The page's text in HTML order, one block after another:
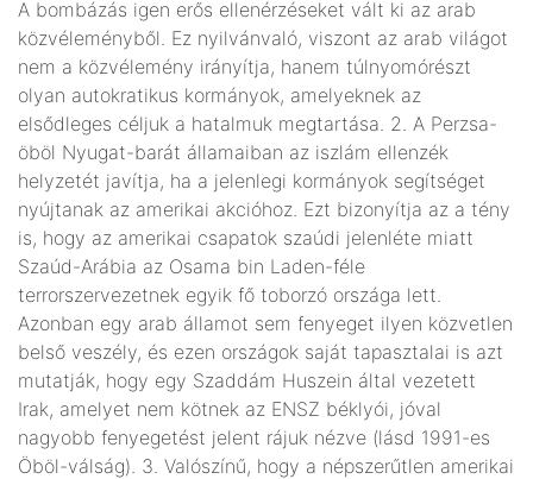
A bombázás igen erős ellenérzéseket vált ki az arab
közvéleményből. Ez nyilvánvaló, viszont az arab világot
nem a közvélemény irányítja, hanem túlnyomórészt
olyan autokratikus kormányok, amelyeknek az
elsődleges céljuk a hatalmuk megtartása. 2. A Perzsa-
öböl Nyugat-barát államaiban az iszlám ellenzék
helyzetét javítja, ha a jelenlegi kormányok segítséget
nyújtanak az amerikai akcióhoz. Ezt bizonyítja az a tény
is, hogy az amerikai csapatok szaúdi jelenléte miatt
Szaúd-Arábia az Osama bin Laden-féle
terrorszervezetnek egyik fő toborzó országa lett.
Azonban egy arab államot sem fenyeget ilyen közvetlen
belső veszély, és ezen országok saját tapasztalai is azt
mutatják, hogy egy Szaddám Huszein által vezetett
Irak, amelyet nem kötnek az ENSZ béklyói, jóval
nagyobb fenyegetést jelent rájuk nézve (lásd 1991-es
Öböl-válság). 3. Valószínű, hogy a népszerűtlen amerikai